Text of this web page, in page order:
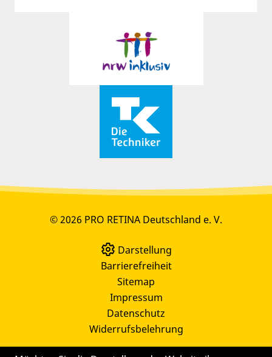
© 2026 PRO RETINA Deutschland e. V.
Darstellung
Barrierefreiheit
Sitemap
Impressum
Datenschutz
Widerrufsbelehrung